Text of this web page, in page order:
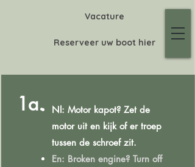
Reserveer uw boot hier
Vacature
1a.
Nl: Motor kapot? Zet de
motor uit en kijk of er troep
tussen de schroef zit.
En: Broken engine? Turn off